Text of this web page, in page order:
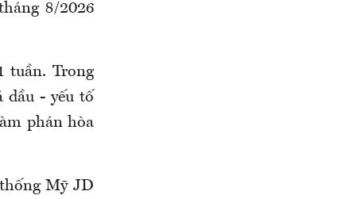
8/2026
tuần. Trong
dầu - yếu tố
phán hòa
Mỹ JD